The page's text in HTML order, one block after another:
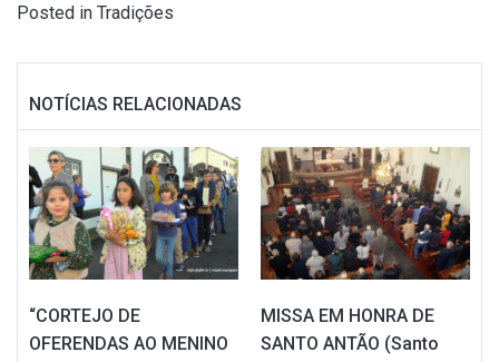
Posted in Tradições
NOTÍCIAS RELACIONADAS
“CORTEJO DE
OFERENDAS AO MENINO
MISSA EM HONRA DE
SANTO ANTÃO (Santo